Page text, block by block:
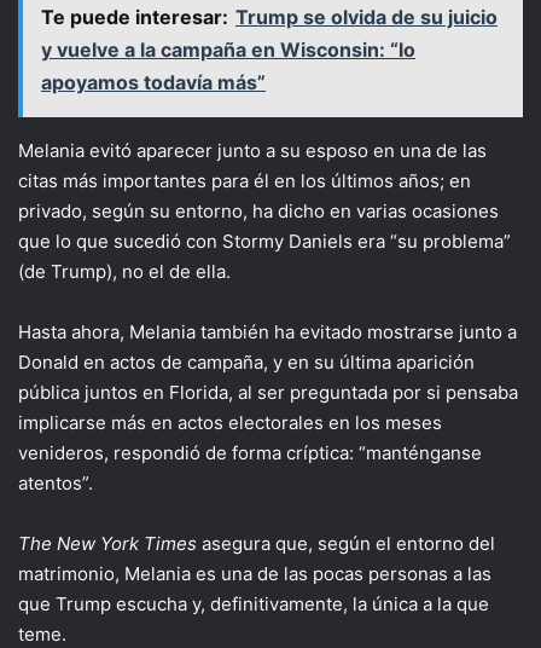
Te puede interesar: Trump se olvida de su juicio
y vuelve a la campaña en Wisconsin: “lo
apoyamos todavía más”
Melania evitó aparecer junto a su esposo en una de las
citas más importantes para él en los últimos años; en
privado, según su entorno, ha dicho en varias ocasiones
que lo que sucedió con Stormy Daniels era “su problema”
(de Trump), no el de ella.
Hasta ahora, Melania también ha evitado mostrarse junto a
Donald en actos de campaña, y en su última aparición
pública juntos en Florida, al ser preguntada por si pensaba
implicarse más en actos electorales en los meses
venideros, respondió de forma críptica: “manténganse
atentos”.
The New York Times asegura que, según el entorno del
matrimonio, Melania es una de las pocas personas a las
que Trump escucha y, definitivamente, la única a la que
teme.